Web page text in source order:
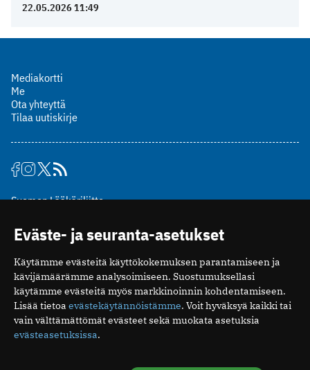
22.05.2026 11:49
Mediakortti
Me
Ota yhteyttä
Tilaa uutiskirje
Suomen Lääkäriliitto
00510 Helsinki
puh. (09) 393 091
toimitus@potilaanlaakarilehti.fi
ISSN 2323-9476
Eväste- ja seuranta-asetukset
Käytämme evästeitä käyttökokemuksen parantamiseen ja
kävijämäärämme analysoimiseen. Suostumuksellasi
käytämme evästeitä myös markkinoinnin kohdentamiseen.
Lisää tietoa evästekäytännöistämme. Voit hyväksyä kaikki tai
vain välttämättömät evästeet sekä muokata asetuksia
evästeasetuksissa.